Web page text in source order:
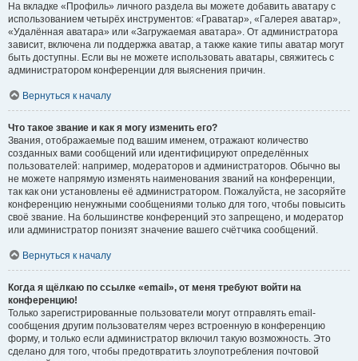
На вкладке «Профиль» личного раздела вы можете добавить аватару с
использованием четырёх инструментов: «Граватар», «Галерея аватар»,
«Удалённая аватара» или «Загружаемая аватара». От администратора
зависит, включена ли поддержка аватар, а также какие типы аватар могут
быть доступны. Если вы не можете использовать аватары, свяжитесь с
администратором конференции для выяснения причин.
Вернуться к началу
Что такое звание и как я могу изменить его?
Звания, отображаемые под вашим именем, отражают количество
созданных вами сообщений или идентифицируют определённых
пользователей: например, модераторов и администраторов. Обычно вы
не можете напрямую изменять наименования званий на конференции,
так как они установлены её администратором. Пожалуйста, не засоряйте
конференцию ненужными сообщениями только для того, чтобы повысить
своё звание. На большинстве конференций это запрещено, и модератор
или администратор понизят значение вашего счётчика сообщений.
Вернуться к началу
Когда я щёлкаю по ссылке «email», от меня требуют войти на
конференцию!
Только зарегистрированные пользователи могут отправлять email-
сообщения другим пользователям через встроенную в конференцию
форму, и только если администратор включил такую возможность. Это
сделано для того, чтобы предотвратить злоупотребления почтовой